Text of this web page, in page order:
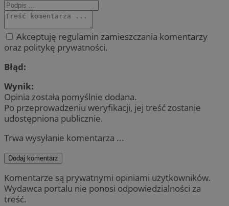
Akceptuję regulamin zamieszczania komentarzy
oraz politykę prywatności.
Błąd:
Wynik:
Opinia została pomyślnie dodana.
Po przeprowadzeniu weryfikacji, jej treść zostanie
udostępniona publicznie.
Trwa wysyłanie komentarza ...
Dodaj komentarz
Komentarze są prywatnymi opiniami użytkowników.
Wydawca portalu nie ponosi odpowiedzialności za
treść.